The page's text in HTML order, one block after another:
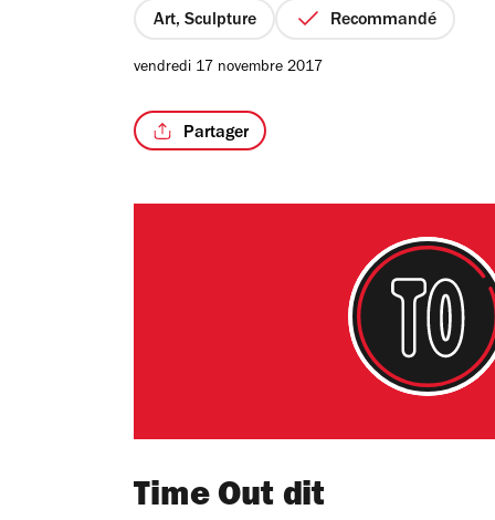
Art, Sculpture Recommandé
vendredi 17 novembre 2017
Partager
Time Out dit